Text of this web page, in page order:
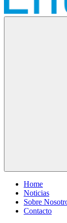
Home
Noticias
Sobre
Contacto